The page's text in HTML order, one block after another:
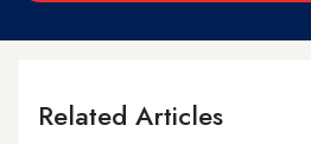
Related Articles